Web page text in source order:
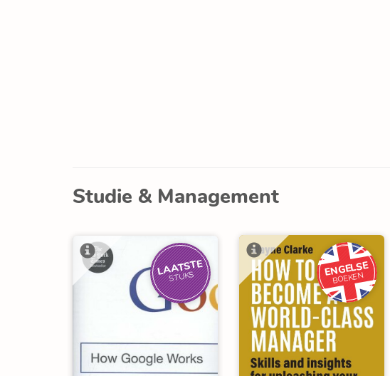
Studie & Management
LAATSTE
STUKS ENGELSE
BOEKEN